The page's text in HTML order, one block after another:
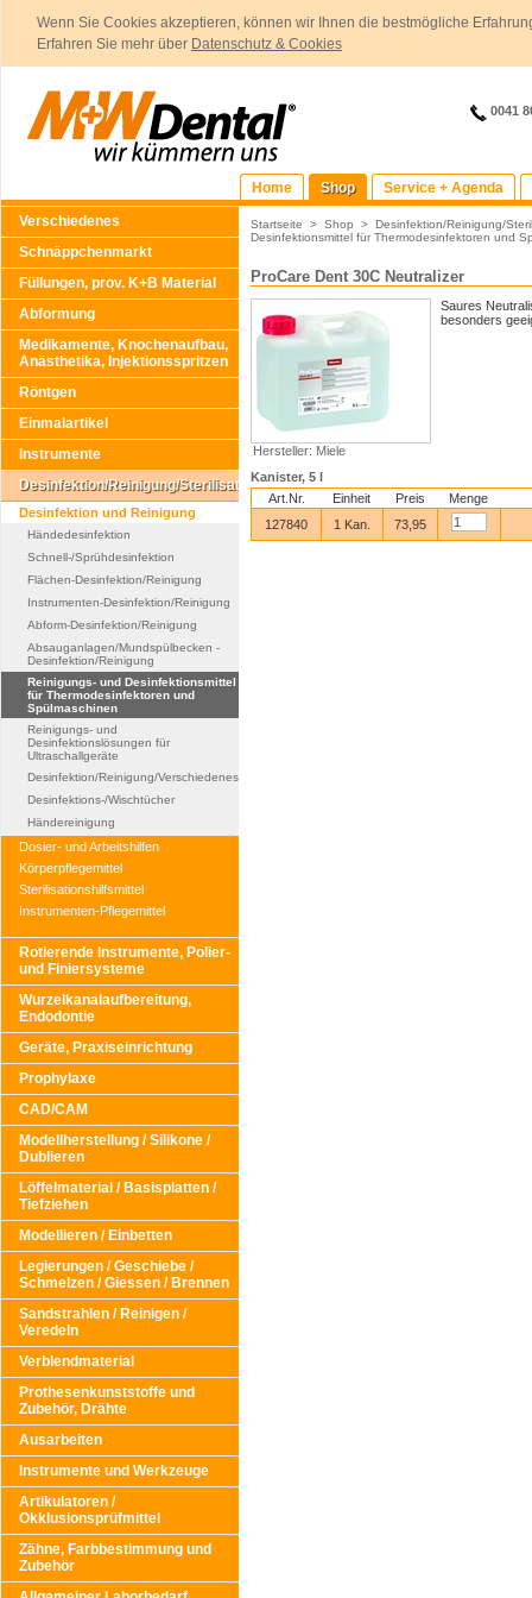
Wenn Sie Cookies akzeptieren, können wir Ihnen die bestmögliche
Erfahren Sie mehr über Datenschutz & Cookies
0041
Home Shop
Service + Agenda
Verschiedenes
Schnäppchenmarkt
Füllungen, prov. K+B Material
Abformung
Medikamente, Knochenaufbau,
Anästhetika, Injektionsspritzen
Röntgen
Einmalartikel
Instrumente
Desinfektion/Reinigung/Sterilisation
Desinfektion und Reinigung
Händedesinfektion
Schnell-/Sprühdesinfektion
Flächen-Desinfektion/Reinigung
Instrumenten-Desinfektion/Reinigung
Abform-Desinfektion/Reinigung
Absauganlagen/Mundspülbecken -
Desinfektion/Reinigung
Reinigungs- und Desinfektionsmittel
für Thermodesinfektoren und
Spülmaschinen
Reinigungs- und
Desinfektionslösungen für
Ultraschallgeräte
Desinfektion/Reinigung/Verschiedenes
Desinfektions-/Wischtücher
Händereinigung
Dosier- und Arbeitshilfen
Körperpflegemittel
Sterilisationshilfsmittel
Instrumenten-Pflegemittel
Rotierende Instrumente, Polier-
und Finiersysteme
Wurzelkanalaufbereitung,
Endodontie
Geräte, Praxiseinrichtung
Prophylaxe
CAD/CAM
Modellherstellung / Silikone /
Dublieren
Löffelmaterial / Basisplatten /
Tiefziehen
Modellieren / Einbetten
Legierungen / Geschiebe /
Schmelzen / Giessen / Brennen
Sandstrahlen / Reinigen /
Veredeln
Verblendmaterial
Prothesenkunststoffe und
Zubehör, Drähte
Ausarbeiten
Instrumente und Werkzeuge
Artikulatoren /
Okklusionsprüfmittel
Zähne, Farbbestimmung und
Zubehör
Startseite > Shop > Desinfektion/Reinigung/
Desinfektionsmittel für Thermodesinfektoren und
ProCare Dent 30C Neutralizer
Hersteller: Miele
Saures
besonders
Kanister, 5 l
Art.Nr.
Einheit Preis
Menge
127840
1 Kan. 73,95